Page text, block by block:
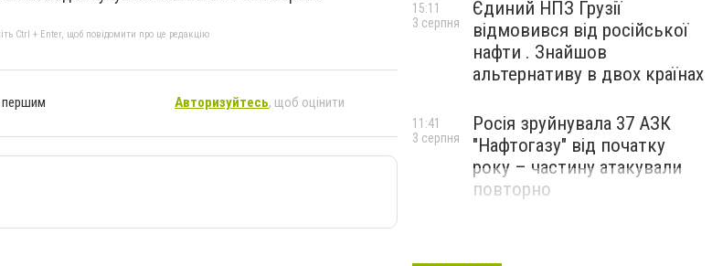
Ctrl + Enter, щоб повідомити про це редакцію
першим Авторизуйтесь, щоб оцінити
Єдиний НПЗ Грузії
відмовився від російської
нафти . Знайшов
альтернативу в двох країнах
15:11
3 серпня
Росія зруйнувала 37 АЗК
"Нафтогазу" від початку
року – частину атакували
повторно
11:41
3 серпня